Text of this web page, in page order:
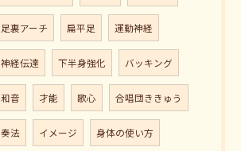
足裏アーチ 扁平足 運動神経
神経伝達 下半身強化 バッキング
和音 才能 歌心 合唱団ききゅう
奏法 イメージ 身体の使い方